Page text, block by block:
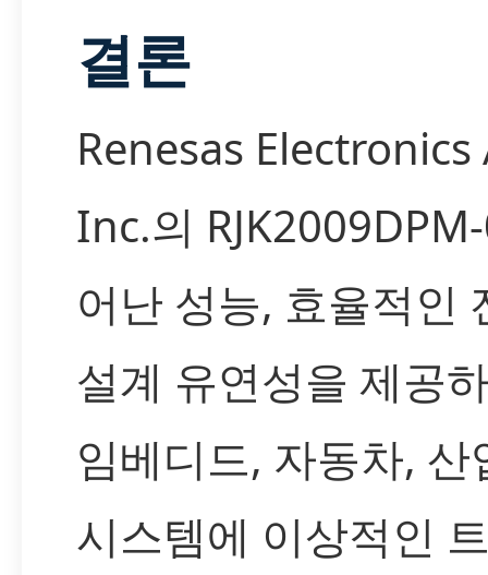
결론
Renesas
Inc.의
어난 성능, 효율적인
설계 유연성을 제공
임베디드, 자동차, 산
시스템에 이상적인